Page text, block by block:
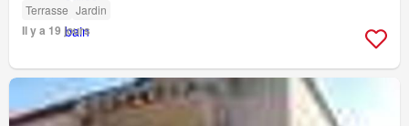
Terrasse Jardin
Il y a 19 jours